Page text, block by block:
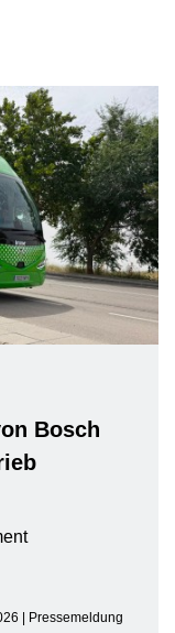
Bosch
| Pressemeldung